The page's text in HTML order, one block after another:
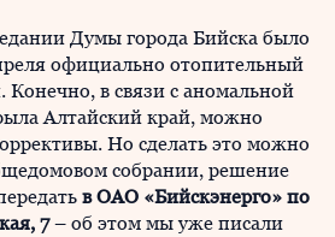
Думы города Бийска было
официально отопительный
Конечно, в связи с аномальной
Алтайский край, можно
Но сделать это можно
собрании, решение
в ОАО «Бийскэнерго» по
7– об этом мы уже писали